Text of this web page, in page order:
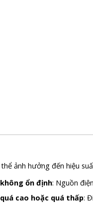
ảnh hưởng đến hiệu
ổn định: Nguồn
cao hoặc quá thấp: